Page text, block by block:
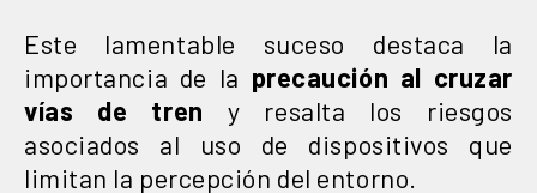
Este lamentable suceso destaca la
importancia de la precaución al cruzar
vías de tren y resalta los riesgos
asociados al uso de dispositivos que
limitan la percepción del entorno.